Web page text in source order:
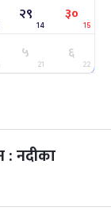
७ महिना बाँकी
७ महिना बाँकी
२९
14
३०
15
५
21
६
22
: नदीका